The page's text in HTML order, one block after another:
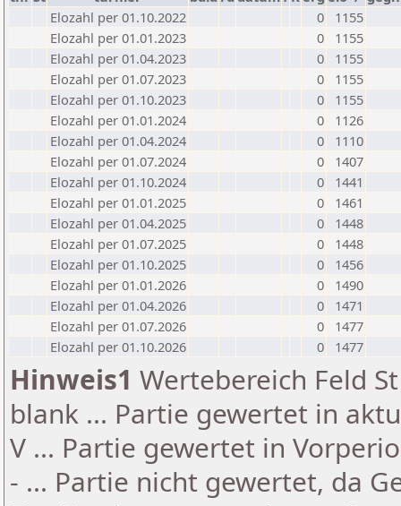
Elozahl per 01.10.2022
0
1155
Elozahl per 01.01.2023
0
1155
Elozahl per 01.04.2023
0
1155
Elozahl per 01.07.2023
0
1155
Elozahl per 01.10.2023
0
1155
Elozahl per 01.01.2024
0
1126
Elozahl per 01.04.2024
0
1110
Elozahl per 01.07.2024
0
1407
Elozahl per 01.10.2024
0
1441
Elozahl per 01.01.2025
0
1461
Elozahl per 01.04.2025
0
1448
Elozahl per 01.07.2025
0
1448
Elozahl per 01.10.2025
0
1456
Elozahl per 01.01.2026
0
1490
Elozahl per 01.04.2026
0
1471
Elozahl per 01.07.2026
0
1477
Elozahl per 01.10.2026
0 1477
Hinweis1 Wertebereich Feld
blank ... Partie gewertet in
V ... Partie gewertet in
- ... Partie nicht gewertet, da